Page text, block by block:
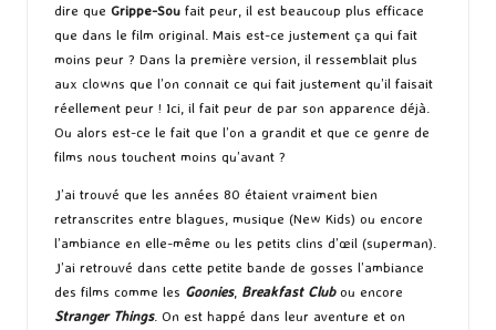
dire que Grippe-Sou fait peur, il est beaucoup plus efficace
que dans le film original. Mais est-ce justement ça qui fait
moins peur ? Dans la première version, il ressemblait plus
aux clowns que l’on connait ce qui fait justement qu’il faisait
réellement peur ! Ici, il fait peur de par son apparence déjà.
Ou alors est-ce le fait que l’on a grandit et que ce genre de
films nous touchent moins qu’avant ?
J’ai trouvé que les années 80 étaient vraiment bien
retranscrites entre blagues, musique (New Kids) ou encore
l’ambiance en elle-même ou les petits clins d’œil (superman).
J’ai retrouvé dans cette petite bande de gosses l’ambiance
des films comme les Goonies, Breakfast Club ou encore
Stranger Things. On est happé dans leur aventure et on